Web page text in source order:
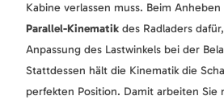
Kabine verlassen muss. Beim
Parallel-Kinematik des Radladers
Anpassung des Lastwinkels bei der
Stattdessen hält die Kinematik die
perfekten Position. Damit arbeiten Sie